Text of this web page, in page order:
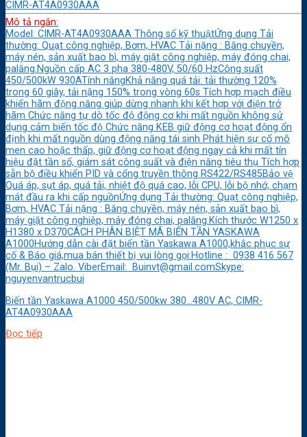
CIMR-AT4A0930AAA
Mô tả ngắn:
Model: CIMR-AT4A0930AAA Thông số kỹ thuậtỨng dụng Tải
thường: Quạt công nghiệp, Bơm, HVAC Tải nặng : Băng chuyền,
máy nén, sản xuất bao bì, máy giặt công nghiệp, máy đóng chai,
palăng.Nguồn cấp AC 3 pha 380-480V, 50/60 HzCông suất
450/500kW 930ATính năngKhả năng quá tải: tải thường 120%
trong 60 giây, tải nặng 150% trong vòng 60s Tích hợp mạch điều
khiển hãm động năng giúp dừng nhanh khi kết hợp với điện trở
hãm Chức năng tự dò tốc độ động cơ khi mất nguồn không sử
dụng cảm biến tốc độ Chức năng KEB giữ động cơ hoạt động ổn
định khi mất nguồn dùng động năng tái sinh Phát hiện sự cố mô
men cao hoặc thấp, giữ động cơ hoạt động ngay cả khi mất tín
hiệu đặt tần số, giám sát công suất và điện năng tiêu thụ Tích hợp
sẵn bộ điều khiển PID và cổng truyền thông RS422/RS485Bảo vệ
Quá áp, sụt áp, quá tải, nhiệt độ quá cao, lỗi CPU, lỗi bộ nhớ, chạm
mát đầu ra khi cấp nguồnỨng dụng Tải thường: Quạt công nghiệp,
Bơm, HVAC Tải nặng : Băng chuyền, máy nén, sản xuất bao bì,
máy giặt công nghiệp, máy đóng chai, palăng.Kích thước W1250 x
H1380 x D370CÁCH PHÂN BIỆT MÃ BIẾN TẦN YASKAWA
A1000Hướng dẫn cài đặt biến tần Yaskawa A1000,khắc phục sự
cố & Báo giá,mua bán thiết bị vui lòng gọi:Hotline : 0938 416 567
(Mr. Bụi) – Zalo. ViberEmail: Buinvt@gmail.comSkype:
nguyenvantrucbui
Biến tần Yaskawa A1000 450/500kw 380…480V AC, CIMR-
AT4A0930AAA
Đọc tiếp